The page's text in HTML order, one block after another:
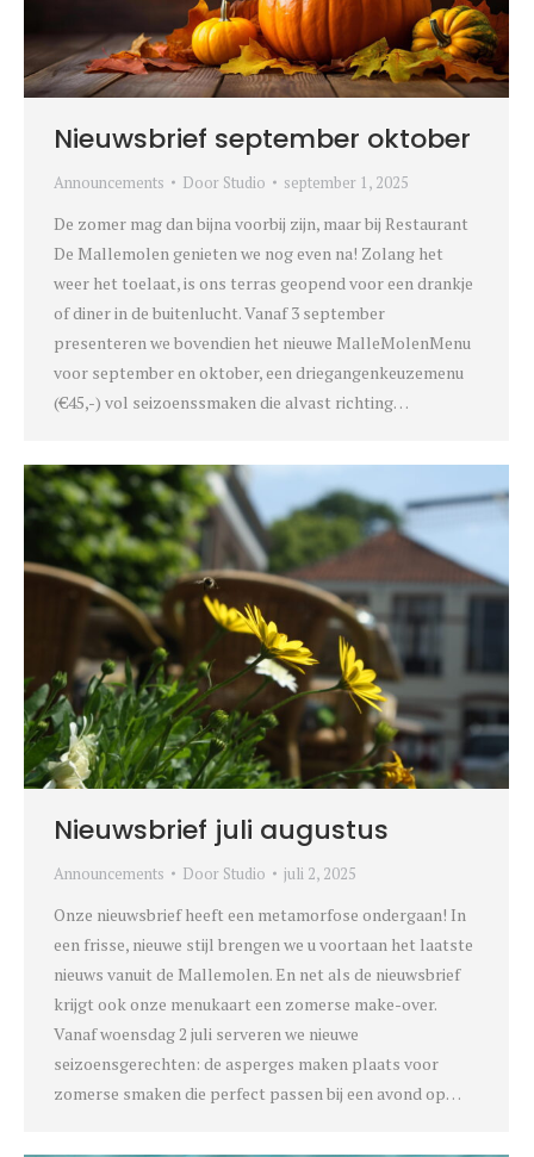
Nieuwsbrief september oktober
Announcements Door Studio september 1, 2025
De zomer mag dan bijna voorbij zijn, maar bij Restaurant
De Mallemolen genieten we nog even na! Zolang het
weer het toelaat, is ons terras geopend voor een drankje
of diner in de buitenlucht. Vanaf 3 september
presenteren we bovendien het nieuwe MalleMolenMenu
voor september en oktober, een driegangenkeuzemenu
(€45,-) vol seizoenssmaken die alvast richting…
Nieuwsbrief juli augustus
Announcements Door Studio juli 2, 2025
Onze nieuwsbrief heeft een metamorfose ondergaan! In
een frisse, nieuwe stijl brengen we u voortaan het laatste
nieuws vanuit de Mallemolen. En net als de nieuwsbrief
krijgt ook onze menukaart een zomerse make-over.
Vanaf woensdag 2 juli serveren we nieuwe
seizoensgerechten: de asperges maken plaats voor
zomerse smaken die perfect passen bij een avond op…